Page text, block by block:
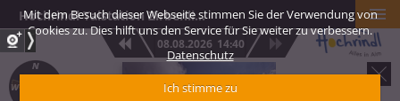
Mit dem Besuch dieser Webseite stimmen Sie der Verwendung von
Cookies zu. Dies hilft uns den Service für Sie weiter zu verbessern.
Datenschutz
Ich stimme zu
Hochrindl Talstation Zirbenlift 1 – Blickrichtung Zirbenlift Berg
08.08.2026 14:40
Hochrindl Kegel